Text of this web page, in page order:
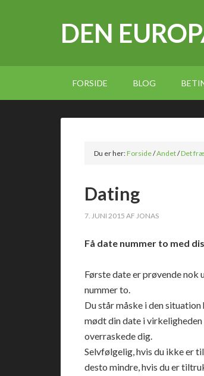
DEN
FORSIDE BLOG
Du er her:Forside/Andet/Det
Dating
7. JUNI 2015 AF JONAS
Få date nummer to med
Første date er prøvende nok
nummer to.
Du står måske i den
mødt din date i
overraskede dig.
Selvfølgelig, hvis du ikke er
desto mindre, hvis du er